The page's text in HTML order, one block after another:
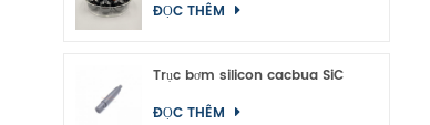
ĐỌC THÊM
Trục bơm silicon cacbua SiC
ĐỌC THÊM